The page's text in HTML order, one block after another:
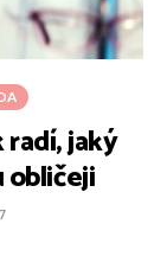
jaký
obličeji